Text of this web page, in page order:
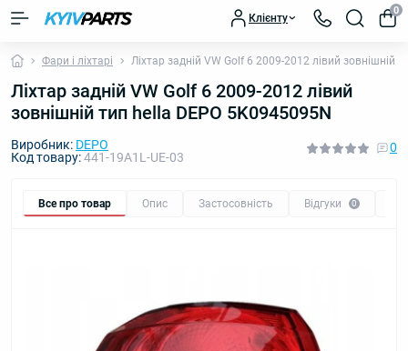
Клієнту
0
Фари і ліхтарі Ліхтар задній VW Golf 6 2009-2012 лівий зовнішній
Ліхтар задній VW Golf 6 2009-2012 лівий
зовнішній тип hella DEPO 5K0945095N
Виробник: DEPO
Код товару:441-19A1L-UE-03
0
Все про товар Опис Застосовність Відгуки 0